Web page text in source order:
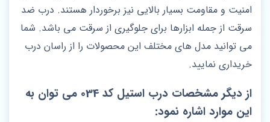
امنیت و مقاومت بسیار بالایی نیز برخوردار هستند. درب ضد
سرقت از جمله ابزارها برای جلوگیری از سرقت می باشد. شما
می توانید مدل های مختلف این محصولات را از راسان درب
خریداری نمایید.
از دیگر مشخصات درب استیل کد 034 می توان به
این موارد اشاره نمود: